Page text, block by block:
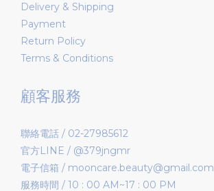
Delivery & Shipping
Payment
Return Policy
Terms & Conditions
顧客服務
聯絡電話 / 02-27985612
官方LINE / @379jngmr
電子信箱 / mooncare.beauty@gmail.com
服務時間 / 10 : 00 AM~17 : 00 PM